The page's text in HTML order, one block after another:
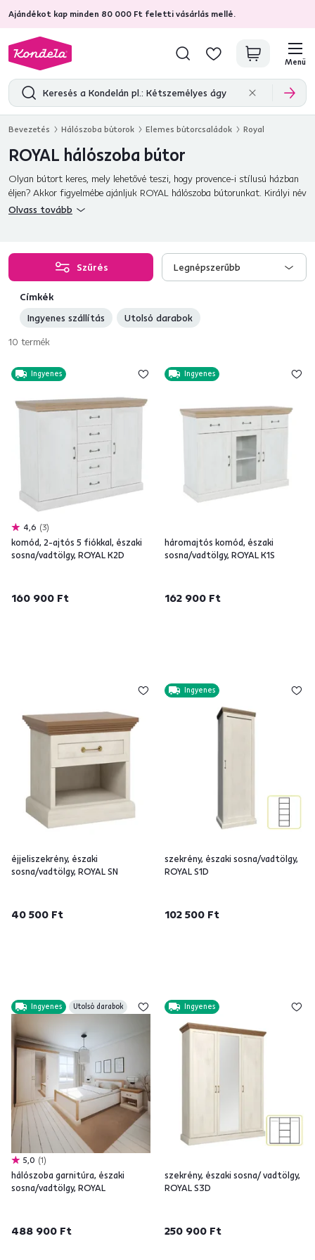
Ajándékot kap minden 80 000 Ft feletti vásárlás mellé.
4,7 31 157 ellenőrzött termékértékelések
Menü
Bevezetés Hálószoba bútorok Elemes bútorcsaládok Royal
ROYAL hálószoba bútor
Olyan bútort keres, mely lehetővé teszi, hogy provence-i stílusú házban
éljen? Akkor figyelmébe ajánljuk ROYAL hálószoba bútorunkat. Királyi név
egy király bútornak!
Olvass tovább
Szűrés Legnépszerűbb
Címkék
Ingyenes szállítás
Utolsó darabok
10 termék
Ingyenes
4,6 3
komód, 2-ajtós 5 fiókkal, északi
sosna/vadtölgy, ROYAL K2D
160 900 Ft
Ingyenes
háromajtós komód, északi
sosna/vadtölgy, ROYAL K1S
162 900 Ft
éjjeliszekrény, északi
sosna/vadtölgy, ROYAL SN
40 500 Ft
Ingyenes
szekrény, északi sosna/vadtölgy,
ROYAL S1D
102 500 Ft
Ingyenes Utolsó darabok
5,0 1
hálószoba garnitúra, északi
sosna/vadtölgy, ROYAL
488 900 Ft
Ingyenes
szekrény, északi sosna/ vadtölgy,
ROYAL S3D
250 900 Ft